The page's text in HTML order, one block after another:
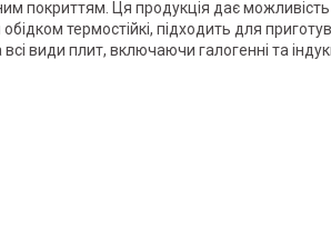
покриттям. Ця продукція дає можливість
термостійкі, підходить для
види плит, включаючи галогенні та